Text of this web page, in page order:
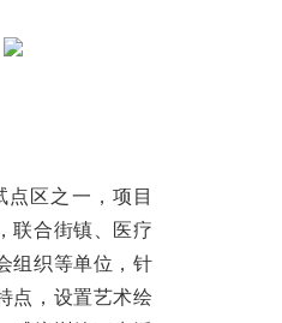
区之一，项目
联合街镇、医疗
组织等单位，针
点，设置艺术绘